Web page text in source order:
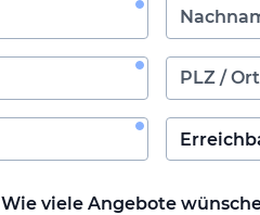
Wie viele Angebote